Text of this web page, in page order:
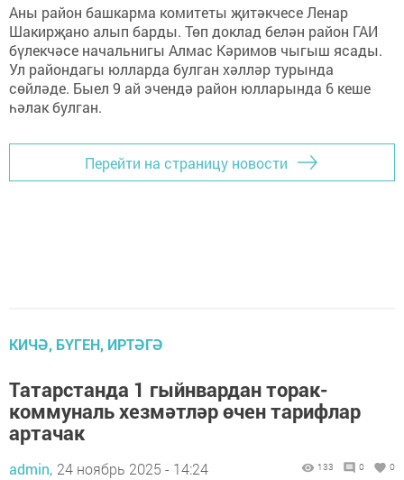
Аны район башкарма комитеты җитәкчесе Ленар
Шакирҗано алып барды. Төп доклад белән район ГАИ
бүлекчәсе начальнигы Алмас Кәримов чыгыш ясады.
Ул райондагы юлларда булган хәлләр турында
сөйләде. Быел 9 ай эчендә район юлларында 6 кеше
һәлак булган.
Перейти на страницу новости
КИЧӘ, БҮГЕН, ИРТӘГӘ
Татарстанда 1 гыйнвардан торак-
коммуналь хезмәтләр өчен тарифлар
артачак
admin, 24 ноябрь 2025 - 14:24 133 0 0